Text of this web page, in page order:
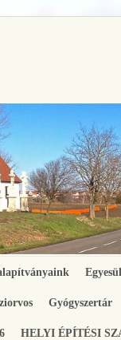
Gyógyszertár
HELYI ÉPÍTÉSI